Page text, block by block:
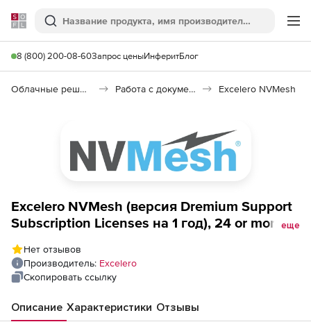
Softline
Поиск
8 (800) 200-08-60Запрос ценыИнферитБлог
Облачные решения (SaaS) Работа с документами (SaaS) Excelero NVMesh
Excelero NVMesh (версия Dremium Support
Subscription Licenses на 1 год), 24 or moreеще
Нет отзывов
Производитель: Excelero
Скопировать ссылку
Описание Характеристики Отзывы